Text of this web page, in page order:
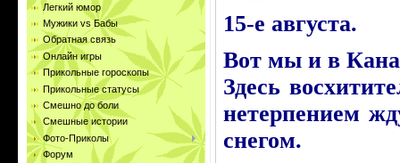
Легкий юмор
Мужики vs Бабы
Обратная связь
Онлайн игры
Прикольные гороскопы
Прикольные статусы
Смешно до боли
Смешные истории
Фото-Приколы
Форум
15-е августа.
Вот мы и в
Здесь
нетерпением
снегом.